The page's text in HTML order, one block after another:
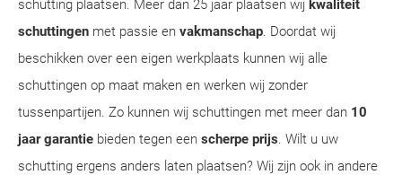
schutting plaatsen. Meer dan 25 jaar plaatsen wij kwaliteit
schuttingen met passie en vakmanschap. Doordat wij
beschikken over een eigen werkplaats kunnen wij alle
schuttingen op maat maken en werken wij zonder
tussenpartijen. Zo kunnen wij schuttingen met meer dan 10
jaar garantie bieden tegen een scherpe prijs. Wilt u uw
schutting ergens anders laten plaatsen? Wij zijn ook in andere